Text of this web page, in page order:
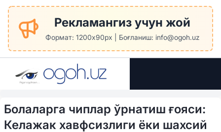
Рекламангиз учун жой
Формат: 1200x90px | Боғланиш: info@ogoh.uz
Болаларга чиплар ўрнатиш ғояси:
Келажак хавфсизлиги ёки шахсий